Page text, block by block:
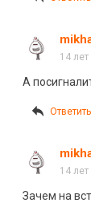
14
А
Ответить
14
Зачем на